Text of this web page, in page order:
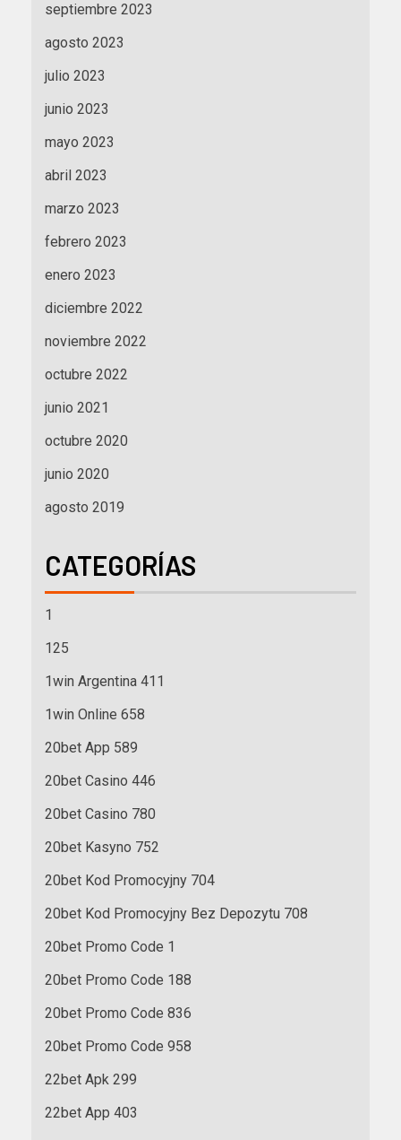
septiembre 2023
agosto 2023
julio 2023
junio 2023
mayo 2023
abril 2023
marzo 2023
febrero 2023
enero 2023
diciembre 2022
noviembre 2022
octubre 2022
junio 2021
octubre 2020
junio 2020
agosto 2019
CATEGORÍAS
1
125
1win Argentina 411
1win Online 658
20bet App 589
20bet Casino 446
20bet Casino 780
20bet Kasyno 752
20bet Kod Promocyjny 704
20bet Kod Promocyjny Bez Depozytu 708
20bet Promo Code 1
20bet Promo Code 188
20bet Promo Code 836
20bet Promo Code 958
22bet Apk 299
22bet App 403